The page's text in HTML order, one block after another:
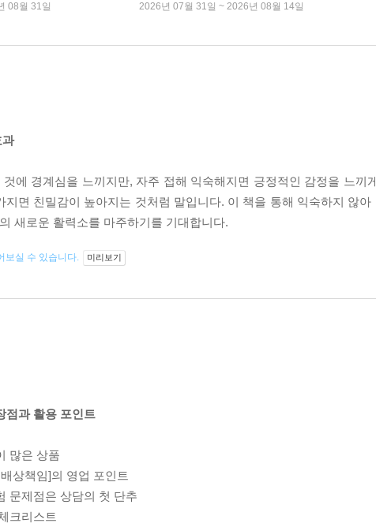
08월 31일 2026년 07월 31일 ~ 2026년 08월 14일
과
에 경계심을 느끼지만, 자주 접해 익숙해지면 긍정적인 감정을 느끼
지면 친밀감이 높아지는 것처럼 말입니다. 이 책을 통해 익숙하지 않
새로운 활력소를 마주하기를 기대합니다.
보실 수 있습니다. 미리보기
점과 활용 포인트
많은 상품
상책임]의 영업 포인트
문제점은 상담의 첫 단추
크리스트